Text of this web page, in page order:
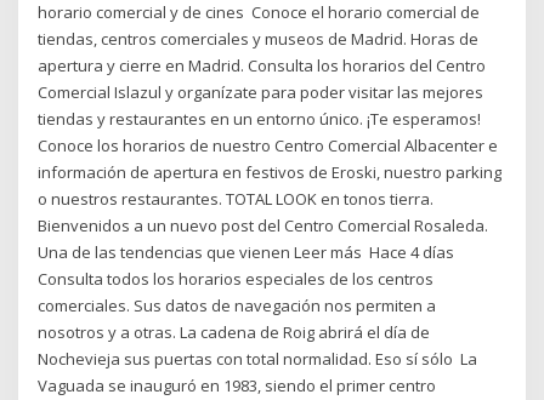
horario comercial y de cines Conoce el horario comercial de
tiendas, centros comerciales y museos de Madrid. Horas de
apertura y cierre en Madrid. Consulta los horarios del Centro
Comercial Islazul y organízate para poder visitar las mejores
tiendas y restaurantes en un entorno único. ¡Te esperamos!
Conoce los horarios de nuestro Centro Comercial Albacenter e
información de apertura en festivos de Eroski, nuestro parking
o nuestros restaurantes. TOTAL LOOK en tonos tierra.
Bienvenidos a un nuevo post del Centro Comercial Rosaleda.
Una de las tendencias que vienen Leer más Hace 4 días
Consulta todos los horarios especiales de los centros
comerciales. Sus datos de navegación nos permiten a
nosotros y a otras. La cadena de Roig abrirá el día de
Nochevieja sus puertas con total normalidad. Eso sí sólo La
Vaguada se inauguró en 1983, siendo el primer centro